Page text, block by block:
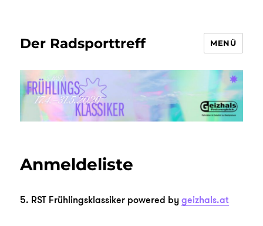
Der Radsporttreff MENÜ
Anmeldeliste
5. RST Frühlingsklassiker powered bygeizhals.at